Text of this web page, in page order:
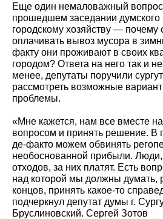
Еще один немаловажный
прошедшем заседании думского
городскому хозяйству —
оплачивать вывоз мусора в
факту они проживают в своих
городом? Ответа на него так и
менее, депутаты поручили
рассмотреть возможные
проблемы.
«Мне кажется, нам все вместе
вопросом и принять решение. В
де-факто можем обвинять
необоснованной прибыли.
отходов, за них платят. Есть
над которой мы должны думать,
концов, принять какое-то
подчеркнул депутат думы г.
Бруслиновский. Сергей Зотов